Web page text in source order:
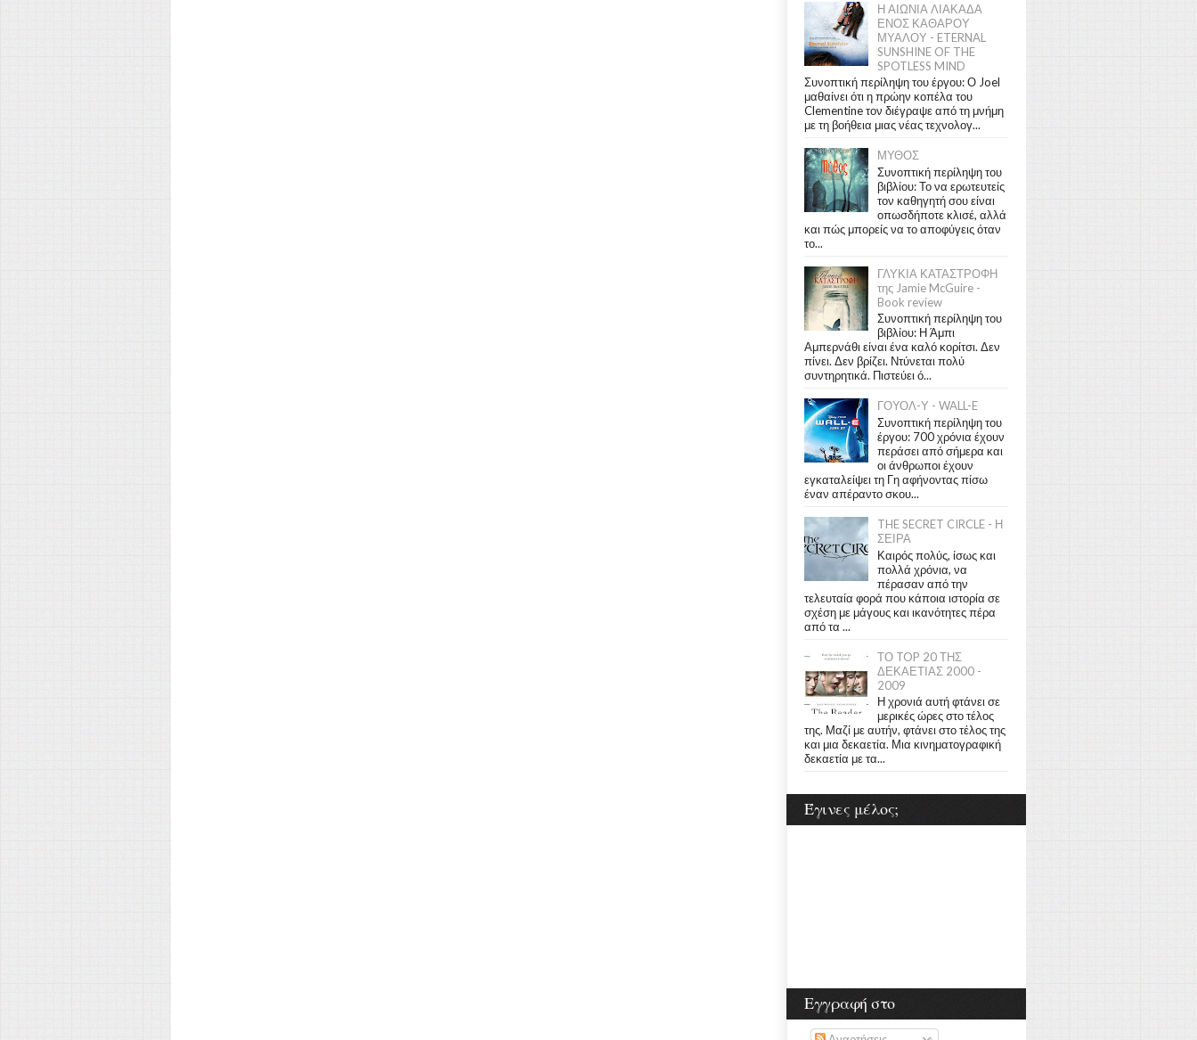
Η ΑΙΩΝΙΑ ΛΙΑΚΑΔΑ
ΕΝΟΣ ΚΑΘΑΡΟΥ
ΜΥΑΛΟΥ - ETERNAL
SUNSHINE OF THE
SPOTLESS MIND
Συνοπτική περίληψη του έργου: Ο Joel
μαθαίνει ότι η πρώην κοπέλα του
Clementine τον διέγραψε από τη μνήμη
με τη βοήθεια μιας νέας τεχνολογ...
ΜΥΘΟΣ
Συνοπτική περίληψη του
βιβλίου: Το να ερωτευτείς
τον καθηγητή σου είναι
οπωσδήποτε κλισέ, αλλά
και πώς μπορείς να το αποφύγεις όταν
το...
ΓΛΥΚΙΑ ΚΑΤΑΣΤΡΟΦΗ
της Jamie McGuire -
Book review
Συνοπτική περίληψη του
βιβλίου: Η Άμπι
Αμπερνάθι είναι ένα καλό κορίτσι. Δεν
πίνει. Δεν βρίζει. Ντύνεται πολύ
συντηρητικά. Πιστεύει ό...
ΓΟΥΟΛ-Υ - WALL-E
Συνοπτική περίληψη του
έργου: 700 χρόνια έχουν
περάσει από σήμερα και
οι άνθρωποι έχουν
εγκαταλείψει τη Γη αφήνοντας πίσω
έναν απέραντο σκου...
THE SECRET CIRCLE - Η
ΣΕΙΡΑ
Καιρός πολύς, ίσως και
πολλά χρόνια, να
πέρασαν από την
τελευταία φορά που κάποια ιστορία σε
σχέση με μάγους και ικανότητες πέρα
από τα ...
ΤΟ TOP 20 ΤΗΣ
ΔΕΚΑΕΤΙΑΣ 2000 -
2009
Η χρονιά αυτή φτάνει σε
μερικές ώρες στο τέλος
της. Μαζί με αυτήν, φτάνει στο τέλος της
και μια δεκαετία. Μια κινηματογραφική
δεκαετία με τα...
Έγινες μέλος;
Εγγραφή στο